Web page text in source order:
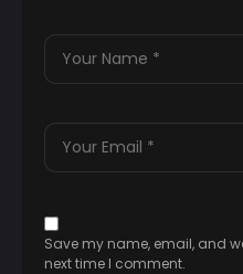
Save my name, email, and
next time I comment.